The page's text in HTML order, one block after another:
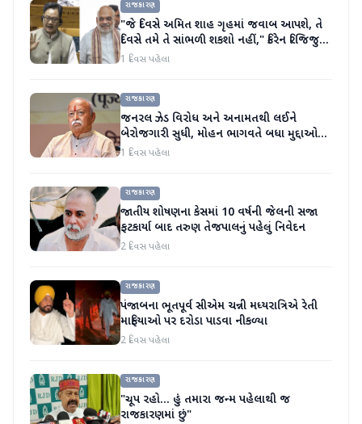
રાજકારણ
"જે દિવસે અમિત શાહ ગૃહમાં જવાબ આપશે, તે
દિવસે તમે તે સાંભળી શકશો નહીં," કિરેન રિજિજુએ
વિપક્ષી પાર્ટીઓ પર પ્રહાર કર્યા
1 દિવસ પહેલા
રાજકારણ
જનરલ ઝેડ વિરોધ અને અનામતથી લઈને
બેરોજગારી સુધી, મોહન ભાગવતે બધા મુદ્દાઓ
પર વાત કરી
1 દિવસ પહેલા
રાજકારણ
જાતીય શોષણના કેસમાં 10 વર્ષની જેલની સજા
ફટકાર્યા બાદ તરુણ તેજપાલનું પહેલું નિવેદન
2 દિવસ પહેલા
રાજકારણ
પંજાબના ભૂતપૂર્વ સીએમ ચન્ની મધ્યરાત્રિએ રેતી
માફિયાઓ પર દરોડા પાડવા નીકળ્યા
2 દિવસ પહેલા
રાજકારણ
"ચૂપ રહો... હું તમારા જન્મ પહેલાથી જ
રાજકારણમાં છું"